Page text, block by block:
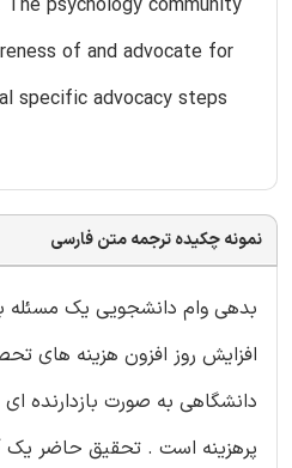
psychology community
of and advocate for
specific advocacy steps
نمونه چکیده ترجمه متن فارسی
بدهی وام دانشجویی یک مسئله
افزایش روز افزون هزینه های
دانشگاهی به صورت بازدارنده
پرهزینه است . تحقیق حاضر یک